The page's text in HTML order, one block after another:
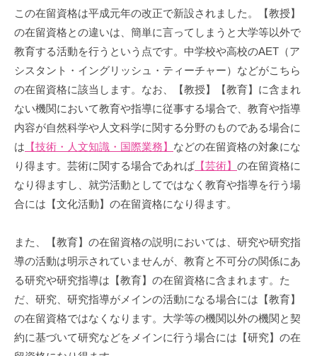
この在留資格は平成元年の改正で新設されました。【教授】
の在留資格との違いは、簡単に言ってしまうと大学等以外で
教育する活動を行うという点です。中学校や高校のAET（ア
シスタント・イングリッシュ・ティーチャー）などがこちら
の在留資格に該当します。なお、【教授】【教育】に含まれ
ない機関において教育や指導に従事する場合で、教育や指導
内容が自然科学や人文科学に関する分野のものである場合に
は 【技術・人文知識・国際業務】 などの在留資格の対象にな
り得ます。芸術に関する場合であれば【芸術】 の在留資格に
なり得ますし、就労活動としてではなく教育や指導を行う場
合には【文化活動】の在留資格になり得ます。
また、【教育】の在留資格の説明においては、研究や研究指
導の活動は明示されていませんが、教育と不可分の関係にあ
る研究や研究指導は【教育】の在留資格に含まれます。た
だ、研究、研究指導がメインの活動になる場合には【教育】
の在留資格ではなくなります。大学等の機関以外の機関と契
約に基づいて研究などをメインに行う場合には【研究】の在